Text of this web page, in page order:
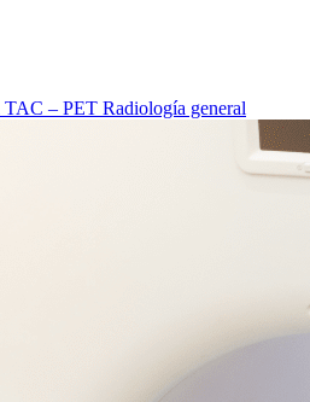
TAC – PET Radiología general